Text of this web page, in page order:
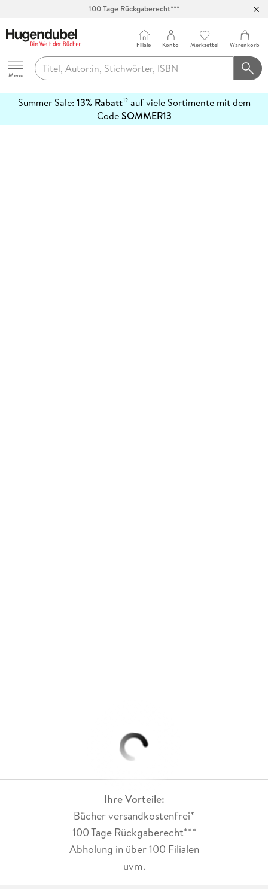
100 Tage Rückgaberecht***
Hugendubel
Menu
Filiale Konto Merkzettel Warenkorb
Summer Sale: 13% Rabatt12auf viele Sortimente mit dem
CodeSOMMER13
erfahren
Ihre Vorteile:
Bücher versandkostenfrei*
100 Tage Rückgaberecht***
Abholung in über 100 Filialen
uvm.